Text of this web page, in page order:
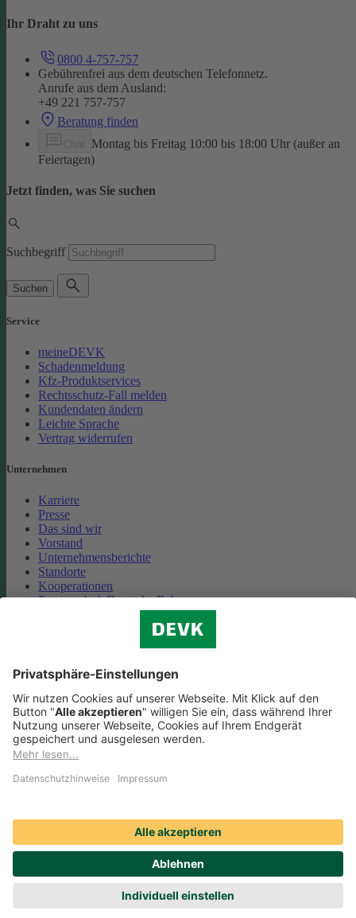
Ihr Draht zu uns
0800 4-757-757
Gebührenfrei aus dem deutschen Telefonnetz.
Anrufe aus dem Ausland:
+49 221 757-757
Beratung finden
Montag bis Freitag 10:00 bis 18:00 Uhr (außer an
Feiertagen)
Jetzt finden, was Sie suchen
Suchbegriff
Suchen
Service
meineDEVK
Schadenmeldung
Kfz-Produktservices
Rechtsschutz-Fall melden
Kundendaten ändern
Leichte Sprache
Vertrag widerrufen
Unternehmen
Karriere
Presse
Das sind wir
Vorstand
Unternehmensberichte
Standorte
Kooperationen
Partnerschaft Deutsche Bahn
Cookie-Einstellungen
Datenschutz
Impressum
Streitbeilegung
Nutzungshinweise
Compliance
Social Media Icons sowie Verlinkungen, die mit
sind, führen auf externe Seiten. Die DEVK ist für die dortigen
Nutzungsbedingungen und Datenschutzbestimmungen nicht
verantwortlich. Mehr dazu erfahren Sie unter